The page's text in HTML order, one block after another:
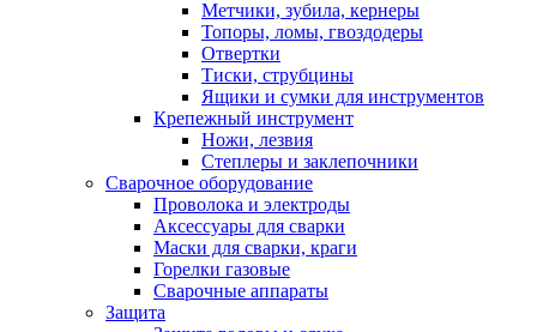
Метчики, зубила, кернеры
Топоры, ломы, гвоздодеры
Отвертки
Тиски, струбцины
Ящики и сумки для инструментов
Крепежный инструмент
Ножи, лезвия
Степлеры и заклепочники
Сварочное оборудование
Проволока и электроды
Аксессуары для сварки
Маски для сварки, краги
Горелки газовые
Сварочные аппараты
Защита